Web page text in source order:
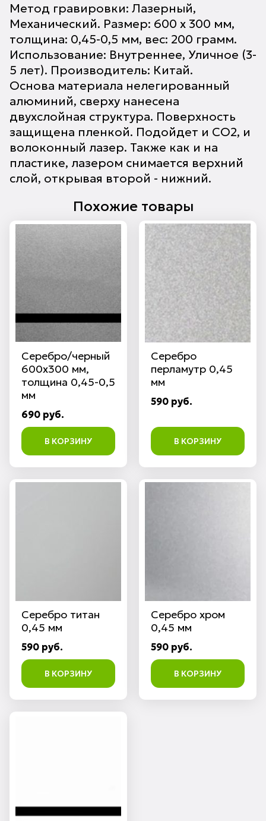
Метод гравировки: Лазерный,
Механический. Размер: 600 х 300 мм,
толщина: 0,45-0,5 мм, вес: 200 грамм.
Использование: Внутреннее, Уличное (3-
5 лет). Производитель: Китай.
Основа материала нелегированный
алюминий, сверху нанесена
двухслойная структура. Поверхность
защищена пленкой. Подойдет и CO2, и
волоконный лазер. Также как и на
пластике, лазером снимается верхний
слой, открывая второй - нижний.
Похожие товары
Серебро/черный
600х300 мм,
толщина 0,45-0,5
мм
690 руб.
В КОРЗИНУ
Серебро
перламутр 0,45
мм
590 руб.
В КОРЗИНУ
Серебро титан
0,45 мм
590 руб.
В КОРЗИНУ
Серебро хром
0,45 мм
590 руб.
В КОРЗИНУ